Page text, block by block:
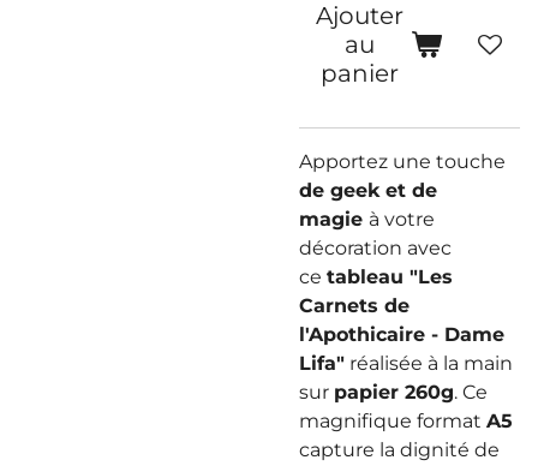
Ajouter
au
panier
Apportez une touche
de geek et de
magie à votre
décoration avec
ce tableau "Les
Carnets de
l'Apothicaire - Dame
Lifa" réalisée à la main
sur papier 260g. Ce
magnifique format A5
capture la dignité de